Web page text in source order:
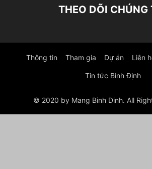
THEO DÕI CHÚNG
Thông tin Tham gia Dự án Liên
Tin tức Bình Định
© 2020 by Mang Binh Dinh. All